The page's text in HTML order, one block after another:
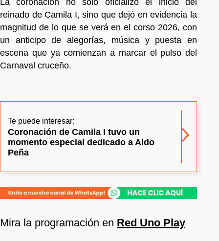
reinado de Camila I, sino que dejó en evidencia la
magnitud de lo que se verá en el corso 2026, con
un anticipo de alegorías, música y puesta en
escena que ya comienzan a marcar el pulso del
Carnaval cruceño.
Te puede interesar:
Coronación de Camila I tuvo un
momento especial dedicado a Aldo
Peña
Mira la programación en Red Uno Play